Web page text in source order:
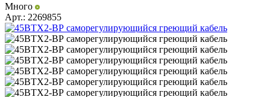
Много
Арт.: 2269855